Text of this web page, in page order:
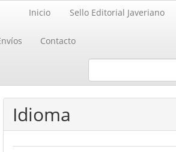
Inicio Sello Editorial Javeriano
Contacto
Idioma